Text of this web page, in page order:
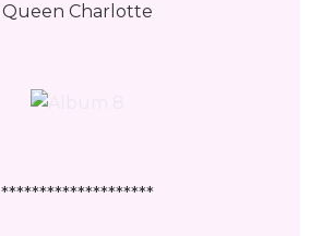
Queen Charlotte
********************